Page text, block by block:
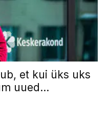
et kui üks uks
uued...